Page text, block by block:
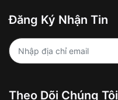
Từ khóa SEO:
Khách hàng được
Đăng Ký Nhận Tin
Theo Dõi Chúng Tôi